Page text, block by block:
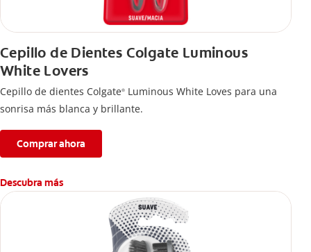
Cepillo de Dientes Colgate Luminous
White Lovers
Cepillo de dientes Colgate® Luminous White Loves para una
sonrisa más blanca y brillante.
Comprar ahora
Descubra más